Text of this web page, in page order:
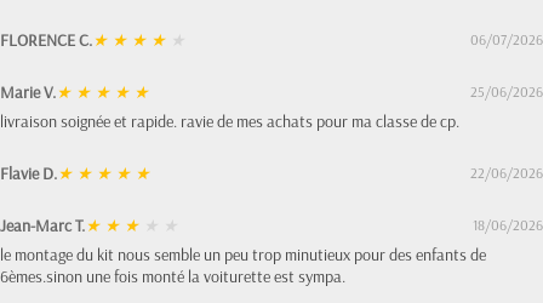
FLORENCE C.★ ★ ★ ★ ★ 06/07/2026
Marie V.★ ★ ★ ★ ★ 25/06/2026
livraison soignée et rapide. ravie de mes achats pour ma classe de cp.
Flavie D.★ ★ ★ ★ ★ 22/06/2026
Jean-Marc T.★ ★ ★ ★ ★ 18/06/2026
le montage du kit nous semble un peu trop minutieux pour des enfants de
6èmes.sinon une fois monté la voiturette est sympa.